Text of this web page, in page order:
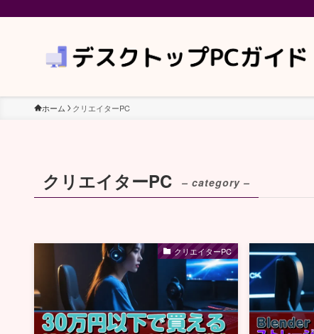
ホーム クリエイターPC
クリエイターPC – category –
クリエイターPC